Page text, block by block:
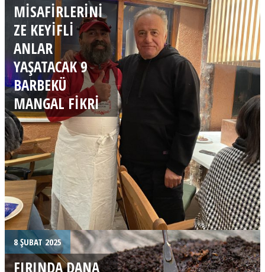
MISAFIRLERINI
ZE KEYIFLI
ANLAR
YAŞATACAK 9
BARBEKÜ
MANGAL FIKRI
8 ŞUBAT 2025
FIRINDA DANA